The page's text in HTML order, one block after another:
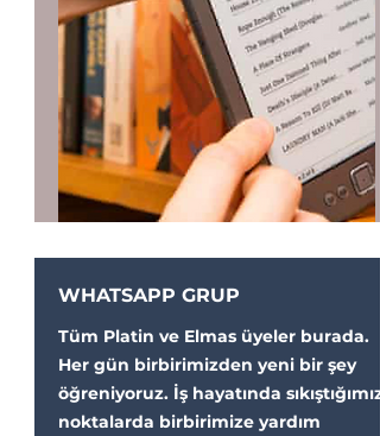
WHATSAPP GRUP
Tüm Platin ve Elmas üyeler burada.
Her gün birbirimizden yeni bir şey
öğreniyoruz. İş hayatında sıkıştığımız
noktalarda birbirimize yardım